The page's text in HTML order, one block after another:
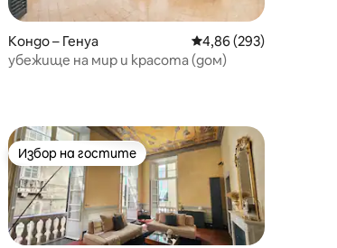
4,9 от 5, 195 отзива
Кондо – Генуа Средна оценка: 4,86
4,86 (293)
убежище на мир и красота (дом)
Избор на гостите
Избор на гостите